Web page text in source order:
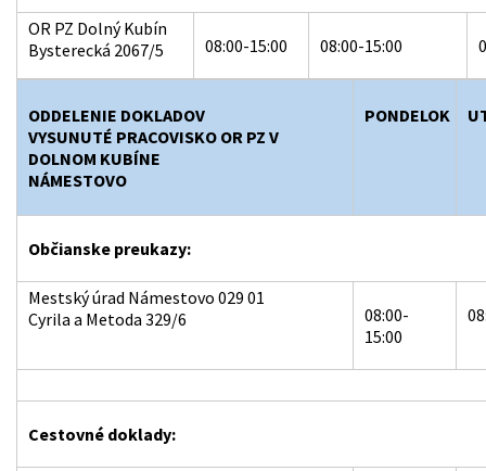
OR PZ Dolný Kubín
Bysterecká 2067/5
08:00-15:00 08:00-15:00
ODDELENIE DOKLADOV
VYSUNUTÉ PRACOVISKO OR PZ V
DOLNOM KUBÍNE
NÁMESTOVO
PONDELOK
Občianske preukazy:
Mestský úrad Námestovo 029 01
Cyrila a Metoda 329/6
08:00-
15:00
Cestovné doklady: